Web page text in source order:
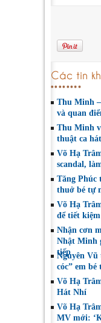
Các tin
Thu Minh
và quan
Thu Minh
thuật ca hát
Võ Hạ
scandal,
Tăng Phúc
thuở bé tự
Võ Hạ
để tiết
Nhận cơn
Nhật Minh
tiếp
Nguyên Vũ
cóc” em
Võ Hạ
Hát Nhí
Võ Hạ
MV mới: